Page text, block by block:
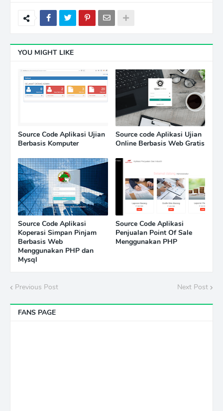
YOU MIGHT LIKE
Source Code Aplikasi Ujian
Berbasis Komputer
Source code Aplikasi Ujian
Online Berbasis Web Gratis
Source Code Aplikasi
Koperasi Simpan Pinjam
Berbasis Web
Menggunakan PHP dan
Mysql
Source Code Aplikasi
Penjualan Point Of Sale
Menggunakan PHP
Previous Post Next Post
FANS PAGE